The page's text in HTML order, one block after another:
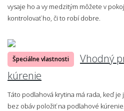
vysaje ho a vy medzitým môžete v
kontrolovať ho, či to robí dobre.
Špeciálne vlastnosti
Vhodný
kúrenie
Táto podlahová krytina má rada, keď
bez obáv položiť na podlahové